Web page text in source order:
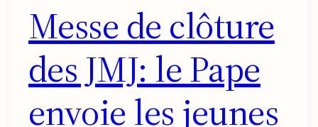
Messe de clôture
des JMJ: le Pape
envoie les jeunes